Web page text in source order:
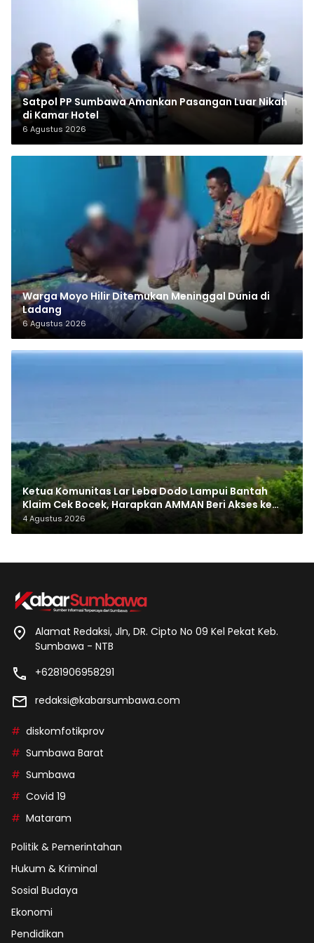
Satpol PP Sumbawa Amankan Pasangan Luar Nikah
di Kamar Hotel
6 Agustus 2026
Warga Moyo Hilir Ditemukan Meninggal Dunia di
Ladang
6 Agustus 2026
Ketua Komunitas Lar Leba Dodo Lampui Bantah
Klaim Cek Bocek, Harapkan AMMAN Beri Akses ke
Makam Leluhur
4 Agustus 2026
Alamat Redaksi, Jln, DR. Cipto No 09 Kel Pekat Keb.
Sumbawa - NTB
+6281906958291
redaksi@kabarsumbawa.com
diskomfotikprov
Sumbawa Barat
Sumbawa
Covid 19
Mataram
Politik & Pemerintahan
Hukum & Kriminal
Sosial Budaya
Ekonomi
Pendidikan